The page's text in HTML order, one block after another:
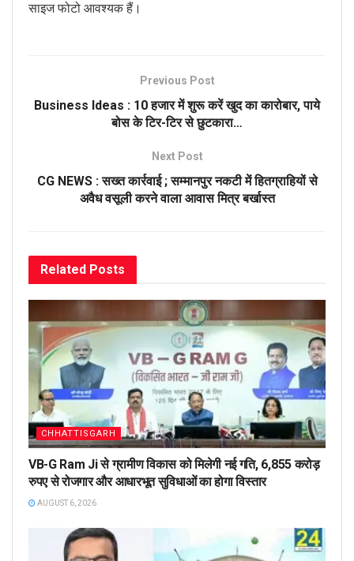
साइज फोटो आवश्यक हैं।
Previous Post
Business Ideas : 10 हजार में शुरू करें खुद का कारोबार, पाये
बोस के टिर-टिर से छुटकारा…
Next Post
CG NEWS : सख्त कार्रवाई ; सम्मानपुर नकटी में हितग्राहियों से
अवैध वसूली करने वाला आवास मित्र बर्खास्त
Related Posts
CHHATTISGARH
VB-G Ram Ji से ग्रामीण विकास को मिलेगी नई गति, 6,855 करोड़
रुपए से रोजगार और आधारभूत सुविधाओं का होगा विस्तार
AUGUST 6, 2026